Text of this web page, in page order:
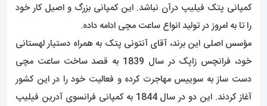
کمپانی پتک فیلیپ درآن نباشد. این کمپانی بزرگ و اصیل کار خود
را تا به امروز در تولید انواع ساعت مچی ادامه داده.
مؤسس اصلی این برند، آقای آنتونی پتک به همراه دستیار لهستانی
خود، فرانچس زاپک در سال 1839 به قصد ساخت ساعت مچی
دست ساز به سوییس مهاجرت کرده و فعالیت خود را در این کشور
آغاز کردند. این دو در سال 1844 به کمپانی فرانسوی آدرین فیلیپ